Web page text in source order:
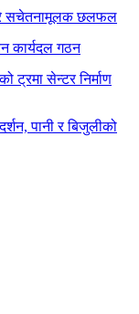
सचेतनामूलक छलफल
कार्यदल गठन
ट्रमा सेन्टर निर्माण
पानी र बिजुलीको